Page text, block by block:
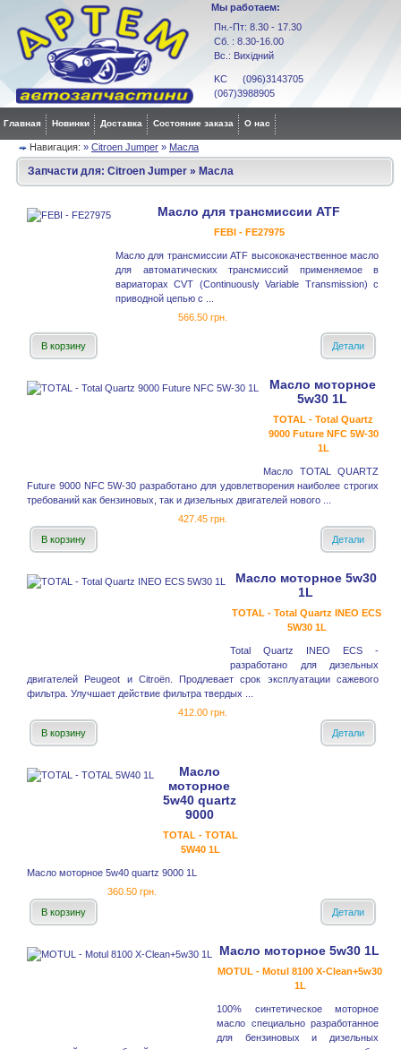
Мы работаем:
Пн.-Пт: 8.30 - 17.30
Сб. : 8.30-16.00
Вс.: Вихідний
KC (096)3143705
(067)3988905
Главная Новинки Доставка Состояние заказа О нас
Навигация: » Citroen Jumper » Масла
Запчасти для: Citroen Jumper » Масла
Масло для трансмиссии ATF
FEBI - FE27975
Масло для трансмиссии ATF высококачественное масло
для автоматических трансмиссий применяемое в
вариаторах CVT (Continuously Variable Transmission) с
приводной цепью с ...
566.50 грн.
В корзину Детали
Масло моторное
5w30 1L
TOTAL - Total Quartz
9000 Future NFC 5W-30
1L
Масло TOTAL QUARTZ
Future 9000 NFC 5W-30 разработано для удовлетворения наиболее строгих
требований как бензиновых, так и дизельных двигателей нового ...
427.45 грн.
В корзину
Детали
Масло моторное 5w30
1L
TOTAL - Total Quartz INEO ECS
5W30 1L
Total Quartz INEO ECS -
разработано для дизельных
двигателей Peugeot и Citroёn. Продлевает срок эксплуатации сажевого
фильтра. Улучшает действие фильтра твердых ...
412.00 грн.
В корзину
Детали
Масло
моторное
5w40 quartz
9000
TOTAL - TOTAL
5W40 1L
Масло моторное 5w40 quartz 9000 1L
360.50 грн.
В корзину
Детали
Масло моторное 5w30 1L
MOTUL - Motul 8100 X-Clean+5w30
1L
100% синтетическое моторное
масло специально разработанное
для бензиновых и дизельных